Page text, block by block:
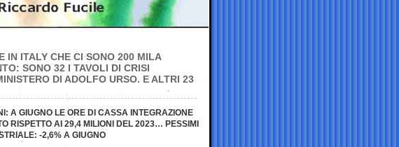
IN ITALY CHE CI SONO 200 MILA
SONO 32 I TAVOLI DI CRISI
DI ADOLFO URSO. E ALTRI 23
A GIUGNO LE ORE DI CASSA INTEGRAZIONE
RISPETTO AI 29,4 MILIONI DEL 2023… PESSIMI
-2,6% A GIUGNO